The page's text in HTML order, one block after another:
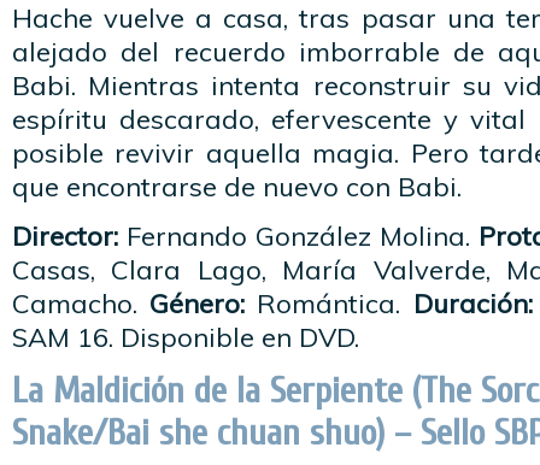
Hache vuelve a casa, tras pasar una
alejado del recuerdo imborrable de
Babi. Mientras intenta reconstruir su
espíritu descarado, efervescente y
posible revivir aquella magia. Pero
que encontrarse de nuevo con Babi.
Director: Fernando González Molina.
Casas, Clara Lago, María Valverde,
Camacho. Género: Romántica. Duración:
SAM 16. Disponible en DVD.
La Maldición de la Serpiente (The
Snake/Bai she chuan shuo) – Sello